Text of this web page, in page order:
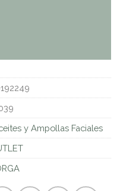
y Ampollas Faciales